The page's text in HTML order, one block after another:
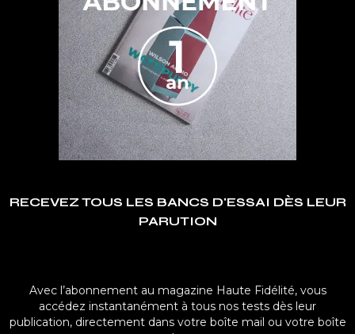
RECEVEZ TOUS LES BANCS D'ESSAI DÈS LEUR
PARUTION
Avec l’abonnement au magazine Haute Fidélité, vous
accédez instantanément à tous nos tests dès leur
publication, directement dans votre boîte mail ou votre boîte